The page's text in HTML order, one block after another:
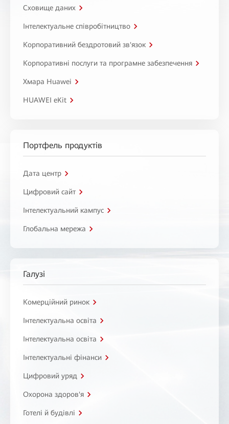
Сховище даних
Інтелектуальне співробітництво
Корпоративний бездротовий зв'язок
Корпоративні послуги та програмне забезпечення
Хмара Huawei
HUAWEI eKit
Портфель продуктів
Дата центр
Цифровий сайт
Інтелектуальний кампус
Глобальна мережа
Галузі
Комерційний ринок
Інтелектуальна освіта
Інтелектуальна освіта
Інтелектуальні фінанси
Цифровий уряд
Охорона здоров'я
Готелі й будівлі